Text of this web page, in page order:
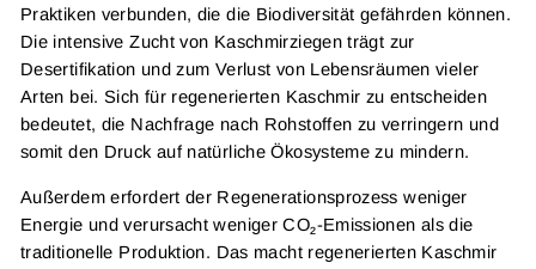
Praktiken verbunden, die die Biodiversität gefährden können.
Die intensive Zucht von Kaschmirziegen trägt zur
Desertifikation und zum Verlust von Lebensräumen vieler
Arten bei. Sich für regenerierten Kaschmir zu entscheiden
bedeutet, die Nachfrage nach Rohstoffen zu verringern und
somit den Druck auf natürliche Ökosysteme zu mindern.
Außerdem erfordert der Regenerationsprozess weniger
Energie und verursacht weniger CO₂-Emissionen als die
traditionelle Produktion. Das macht regenerierten Kaschmir